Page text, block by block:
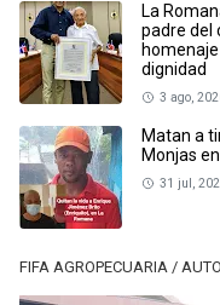
La
padre del
dignidad
3 ago,
Matan a
Monjas
31 jul,
FIFA AGROPECUARIA /